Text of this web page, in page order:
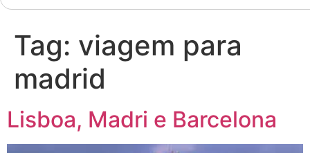
Tag: viagem para
madrid
Lisboa, Madri e Barcelona